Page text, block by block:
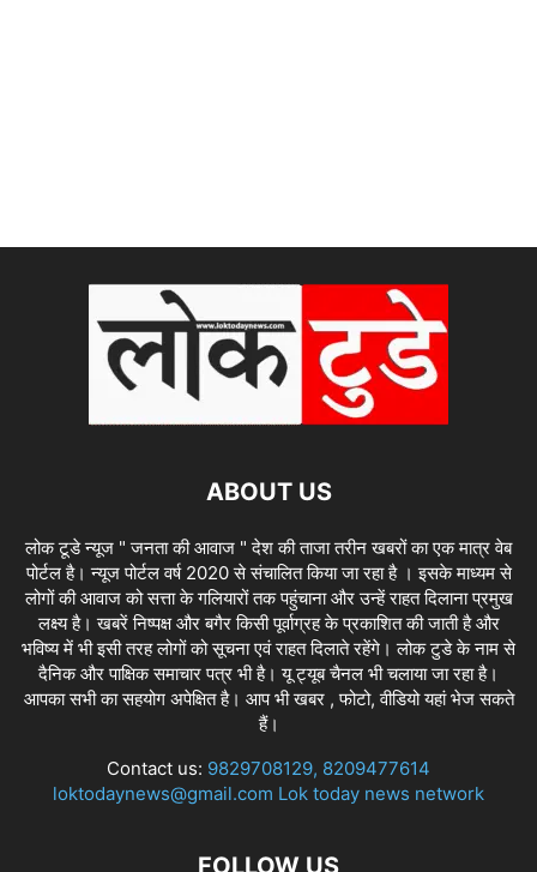
ABOUT US
लोक टूडे न्यूज " जनता की आवाज " देश की ताजा तरीन खबरों का एक मात्र वेब
पोर्टल है। न्यूज पोर्टल वर्ष 2020 से संचालित किया जा रहा है । इसके माध्यम से
लोगों की आवाज को सत्ता के गलियारों तक पहुंचाना और उन्हें राहत दिलाना प्रमुख
लक्ष्य है। खबरें निष्पक्ष और बगैर किसी पूर्वाग्रह के प्रकाशित की जाती है और
भविष्य में भी इसी तरह लोगों को सूचना एवं राहत दिलाते रहेंगे। लोक टुडे के नाम से
दैनिक और पाक्षिक समाचार पत्र भी है। यू ट्यूब चैनल भी चलाया जा रहा है।
आपका सभी का सहयोग अपेक्षित है। आप भी खबर , फोटो, वीडियो यहां भेज सकते
हैं।
Contact us: 9829708129, 8209477614
loktodaynews@gmail.com Lok today news network
FOLLOW US